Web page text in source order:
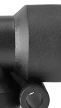
ar direto
hvlp
de pressão